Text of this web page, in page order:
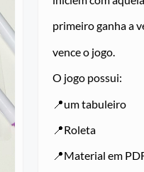
primeiro ganha a
vence o jogo.
O jogo possui:
📍um tabuleiro
📍Roleta
📍Material em